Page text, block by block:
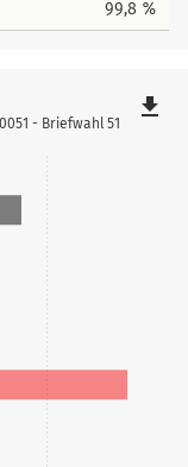
99,8 %
- Briefwahl 51
file_download